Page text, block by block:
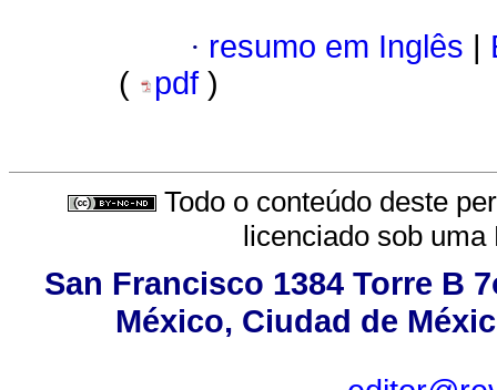
· resumo em Inglês
(
pdf )
Todo o conteúdo deste
licenciado sob uma
San Francisco 1384 Torre B
México, Ciudad de